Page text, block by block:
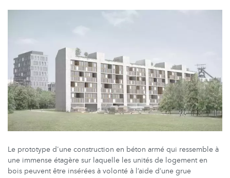
Le prototype d'une construction en béton armé qui ressemble à
une immense étagère sur laquelle les unités de logement en
bois peuvent être insérées à volonté à l’aide d’une grue